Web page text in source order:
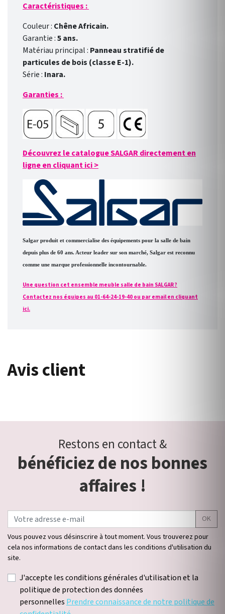
Caractéristiques :
Couleur : Chêne Africain.
Garantie :5 ans.
Matériau principal : Panneau stratifié de
particules de bois (classe E-1).
Série : Inara.
Garanties :
Découvrez le catalogue SALGAR directement en
ligne en cliquant ici>
Salgar produit et commercialise des équipements pour la salle de bain
depuis plus de 60 ans. Acteur leader sur son marché, Salgar est reconnu
comme une marque professionnelle incontournable.
Une question cet ensemble meuble salle de bain SALGAR ?
Contactez nos équipes au 01-64-24-19-40 ou par email en cliquant
ici.
Avis client
Restons en contact &
bénéficiez de nos bonnes
affaires !
OK
Vous pouvez vous désinscrire à tout moment. Vous trouverez pour
cela nos informations de contact dans les conditions d'utilisation du
site.
J'accepte les conditions générales d'utilisation et la
politique de protection des données
personnellesPrendre connaissance de notre politique de